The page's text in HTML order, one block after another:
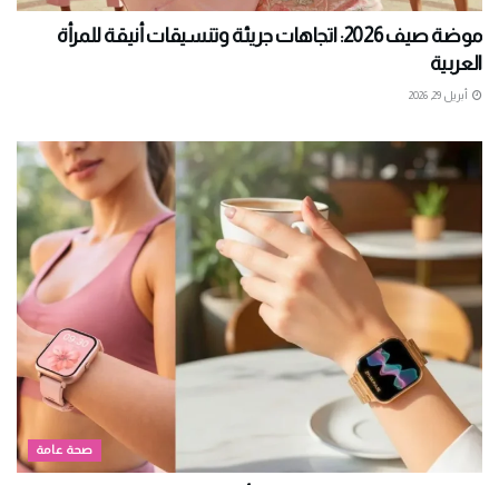
موضة صيف 2026: اتجاهات جريئة وتنسيقات أنيقة للمرأة
العربية
أبريل 29, 2026
صحة عامة